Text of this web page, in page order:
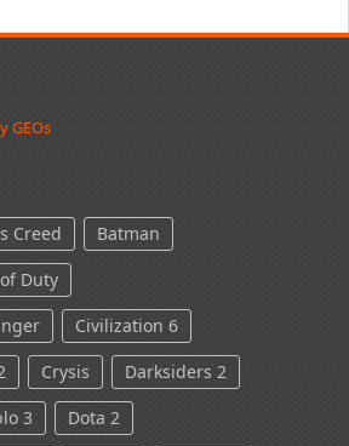
Creed
Batman
Duty
Civilization 6
Crysis
Darksiders 2
3
Dota 2